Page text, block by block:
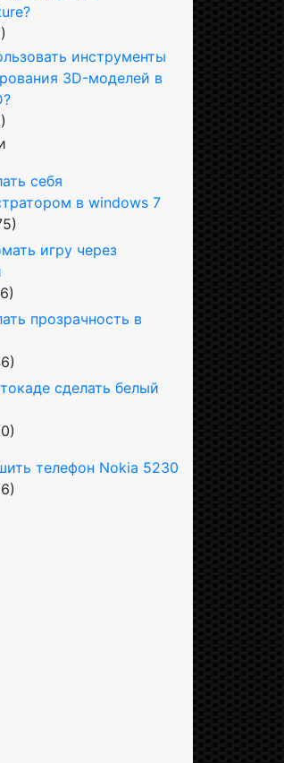
инструменты
3D-моделей в
себя
в windows 7
игру через
прозрачность в
сделать белый
телефон Nokia 5230